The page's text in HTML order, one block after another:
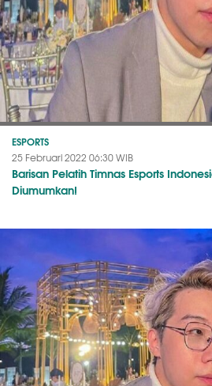
ESPORTS
25 Februari 2022 06:30 WIB
Barisan Pelatih Timnas Esports
Diumumkan!